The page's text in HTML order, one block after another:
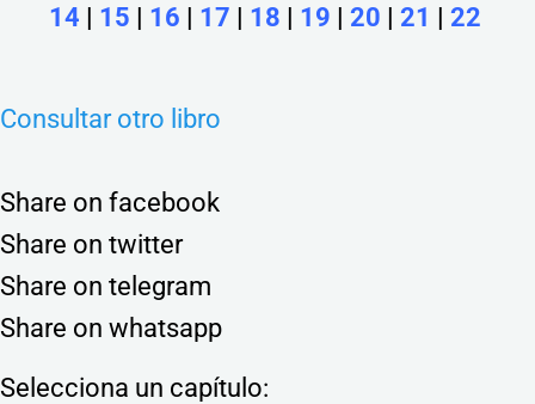
14 | 15 | 16 | 17 | 18 | 19 | 20 | 21 | 22
Consultar otro libro
Share on facebook
Share on twitter
Share on telegram
Share on whatsapp
Selecciona un capítulo: